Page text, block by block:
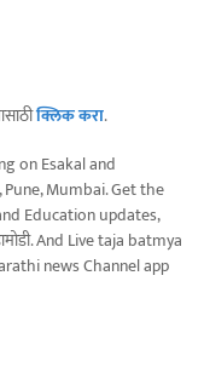
क्लिक करा.
on Esakal and
Mumbai. Get the
Education updates,
And Live taja batmya
news Channel app